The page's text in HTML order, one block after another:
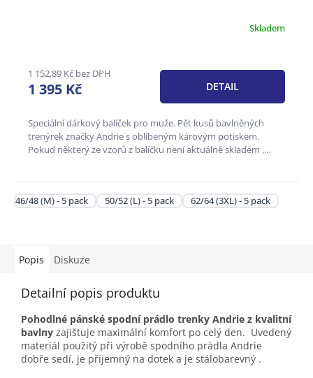
je
3,6
z
hvězdiček.
Skladem
1 152,89 Kč bez DPH
1 395 Kč DETAIL
Speciální dárkový balíček pro muže. Pět kusů bavlněných
trenýrek značky Andrie s oblíbeným károvým potiskem.
Pokud některý ze vzorů z balíčku není aktuálně skladem ,
46/48 (M) - 5 pack 50/52 (L) - 5 pack 62/64 (3XL) - 5 pack
Popis Diskuze
Detailní popis produktu
Pohodlné pánské spodní prádlo trenky Andrie z kvalitní
bavlny zajištuje maximální komfort po celý den. Uvedený
materiál použitý při výrobě spodního prádla Andrie
dobře sedí, je příjemný na dotek a je stálobarevný .